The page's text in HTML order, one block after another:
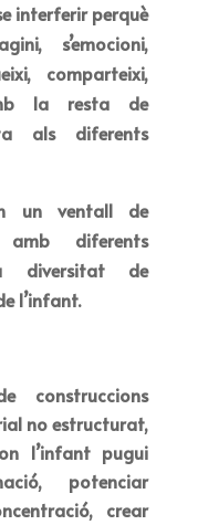
interferir perquè
s’emocioni,
comparteixi,
la resta de
als diferents
un ventall de
amb diferents
diversitat de
l’infant.
construccions
no estructurat,
on l’infant pugui
potenciar
crear